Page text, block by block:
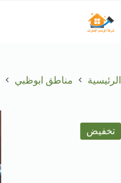
إلى
المحتوى
الرئيسية مناطق ابوظبي
تخفيض